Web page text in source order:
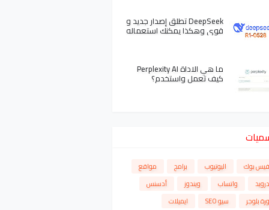
DeepSeek تطلق إصدار جديد و
قوي وهكذا يمكنك استعماله
ما هي الاداة Perplexity AI
كيف تعمل واستخدم؟
بوك اليوتيوب برامج
مواقع
واتساب ويندوز
أدسنس
بلوجر
سيو SEO
ايميلات